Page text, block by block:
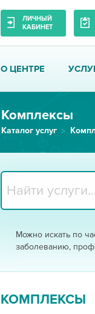
ЛИЧНЫЙ
КАБИНЕТ
О ЦЕНТРЕ
Комплексы
Каталог услуг
Можно искать по
заболеванию,
КОМПЛЕКСЫ